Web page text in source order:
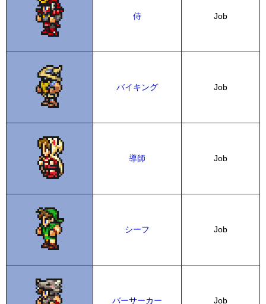
侍 Job
バイキング Job
導師 Job
シーフ Job
バーサーカー Job